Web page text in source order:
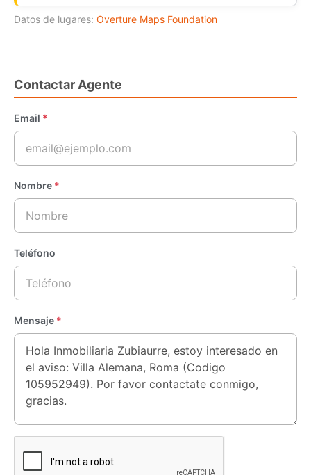
Datos de lugares: Overture Maps Foundation
Contactar Agente
Email *
Nombre *
Teléfono
Mensaje *